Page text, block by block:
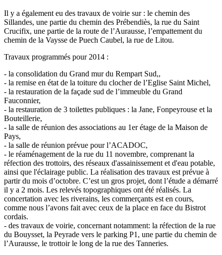
Il y a également eu des travaux de voirie sur : le chemin des
Sillandes, une partie du chemin des Prébendiès, la rue du Saint
Crucifix, une partie de la route de l’Aurausse, l’empattement du
chemin de la Vaysse de Puech Caubel, la rue de Litou.
Travaux programmés pour 2014 :
- la consolidation du Grand mur du Rempart Sud,,
- la remise en état de la toiture du clocher de l’Eglise Saint Michel,
- la restauration de la façade sud de l’immeuble du Grand
Fauconnier,
- la restauration de 3 toilettes publiques : la Jane, Fonpeyrouse et la
Bouteillerie,
- la salle de réunion des associations au 1er étage de la Maison de
Pays,
- la salle de réunion prévue pour l’ACADOC,
- le réaménagement de la rue du 11 novembre, comprenant la
réfection des trottoirs, des réseaux d'assainissement et d'eau potable,
ainsi que l'éclairage public. La réalisation des travaux est prévue à
partir du mois d’octobre. C’est un gros projet, dont l’étude a démarré
il y a 2 mois. Les relevés topographiques ont été réalisés. La
concertation avec les riverains, les commerçants est en cours,
comme nous l’avons fait avec ceux de la place en face du Bistrot
cordais.
- des travaux de voirie, concernant notamment: la réfection de la rue
du Bouysset, la Peyrade vers le parking P1, une partie du chemin de
l’Aurausse, le trottoir le long de la rue des Tanneries.